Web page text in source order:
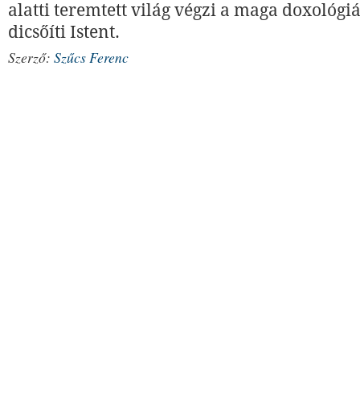
alatti teremtett világ végzi a maga
dicsőíti Istent.
Szerző: Szűcs Ferenc